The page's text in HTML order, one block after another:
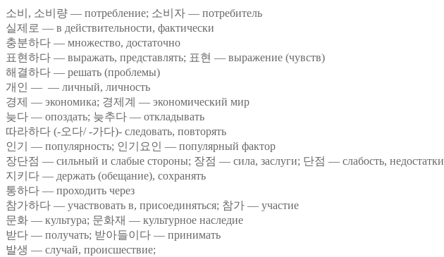
소비, 소비량 — потребление; 소비자 — потребитель
실제로 — в действительности, фактически
충분하다 — множество, достаточно
표현하다 — выражать, представлять; 표현 — выражение (чувств)
해결하다 — решать (проблемы)
개인 — — личный, личность
경제 — экономика; 경제계 — экономический мир
늦다 — опоздать; 늦추다 — откладывать
따라하다 (-오다/ -가다)- следовать, повторять
인기 — популярность; 인기요인 — популярный фактор
장단점 — сильный и слабые стороны; 장점 — сила, заслуги; 단점 — слабость, недостатки
지키다 — держать (обещание), сохранять
통하다 — проходить через
참가하다 — участвовать в, присоединяться; 참가 — участие
문화 — культура; 문화재 — культурное наследие
받다 — получать; 받아들이다 — принимать
발생 — случай, происшествие;